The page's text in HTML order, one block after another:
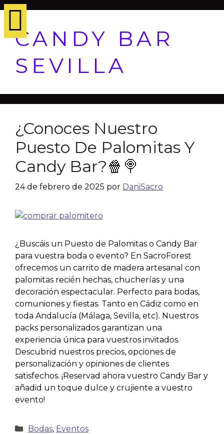
CANDY BAR
SEVILLA
¿Conoces Nuestro
Puesto De Palomitas Y
Candy Bar?🍿🍭
24 de febrero de 2025 por DaniSacro
¿Buscáis un Puesto de Palomitas o Candy Bar
para vuestra boda o evento? En SacroForest
ofrecemos un carrito de madera artesanal con
palomitas recién hechas, chucherías y una
decoración espectacular. Perfecto para bodas,
comuniones y fiestas. Tanto en Cádiz como en
toda Andalucía (Málaga, Sevilla, etc). Nuestros
packs personalizados garantizan una
experiencia única para vuestros invitados.
Descubrid nuestros precios, opciones de
personalización y opiniones de clientes
satisfechos. ¡Reservad ahora vuestro Candy Bar y
añadid un toque dulce y crujiente a vuestro
evento!
Bodas, Eventos